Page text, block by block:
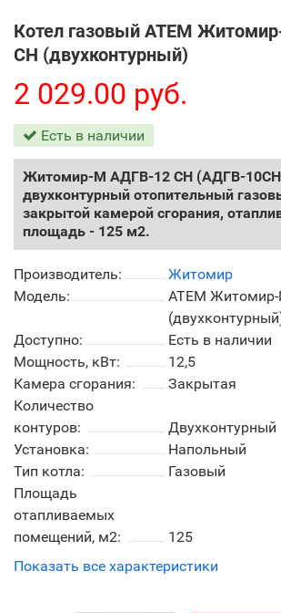
Котел газовый АТЕМ
СН (двухконтурный)
2 029.00 руб.
Есть в наличии
Житомир-М АДГВ-12 СН (АДГВ-
двухконтурный отопительный
закрытой камерой сгорания,
площадь - 125 м2.
Производитель:
Житомир
Модель:
АТЕМ
Доступно:
Есть в наличии
Мощность, кВт:
12,5
Камера сгорания:
Закрытая
Количество
контуров:
Двухконтурный
Установка:
Напольный
Тип котла:
Газовый
Площадь
отапливаемых
помещений, м2:
125
Показать все характеристики